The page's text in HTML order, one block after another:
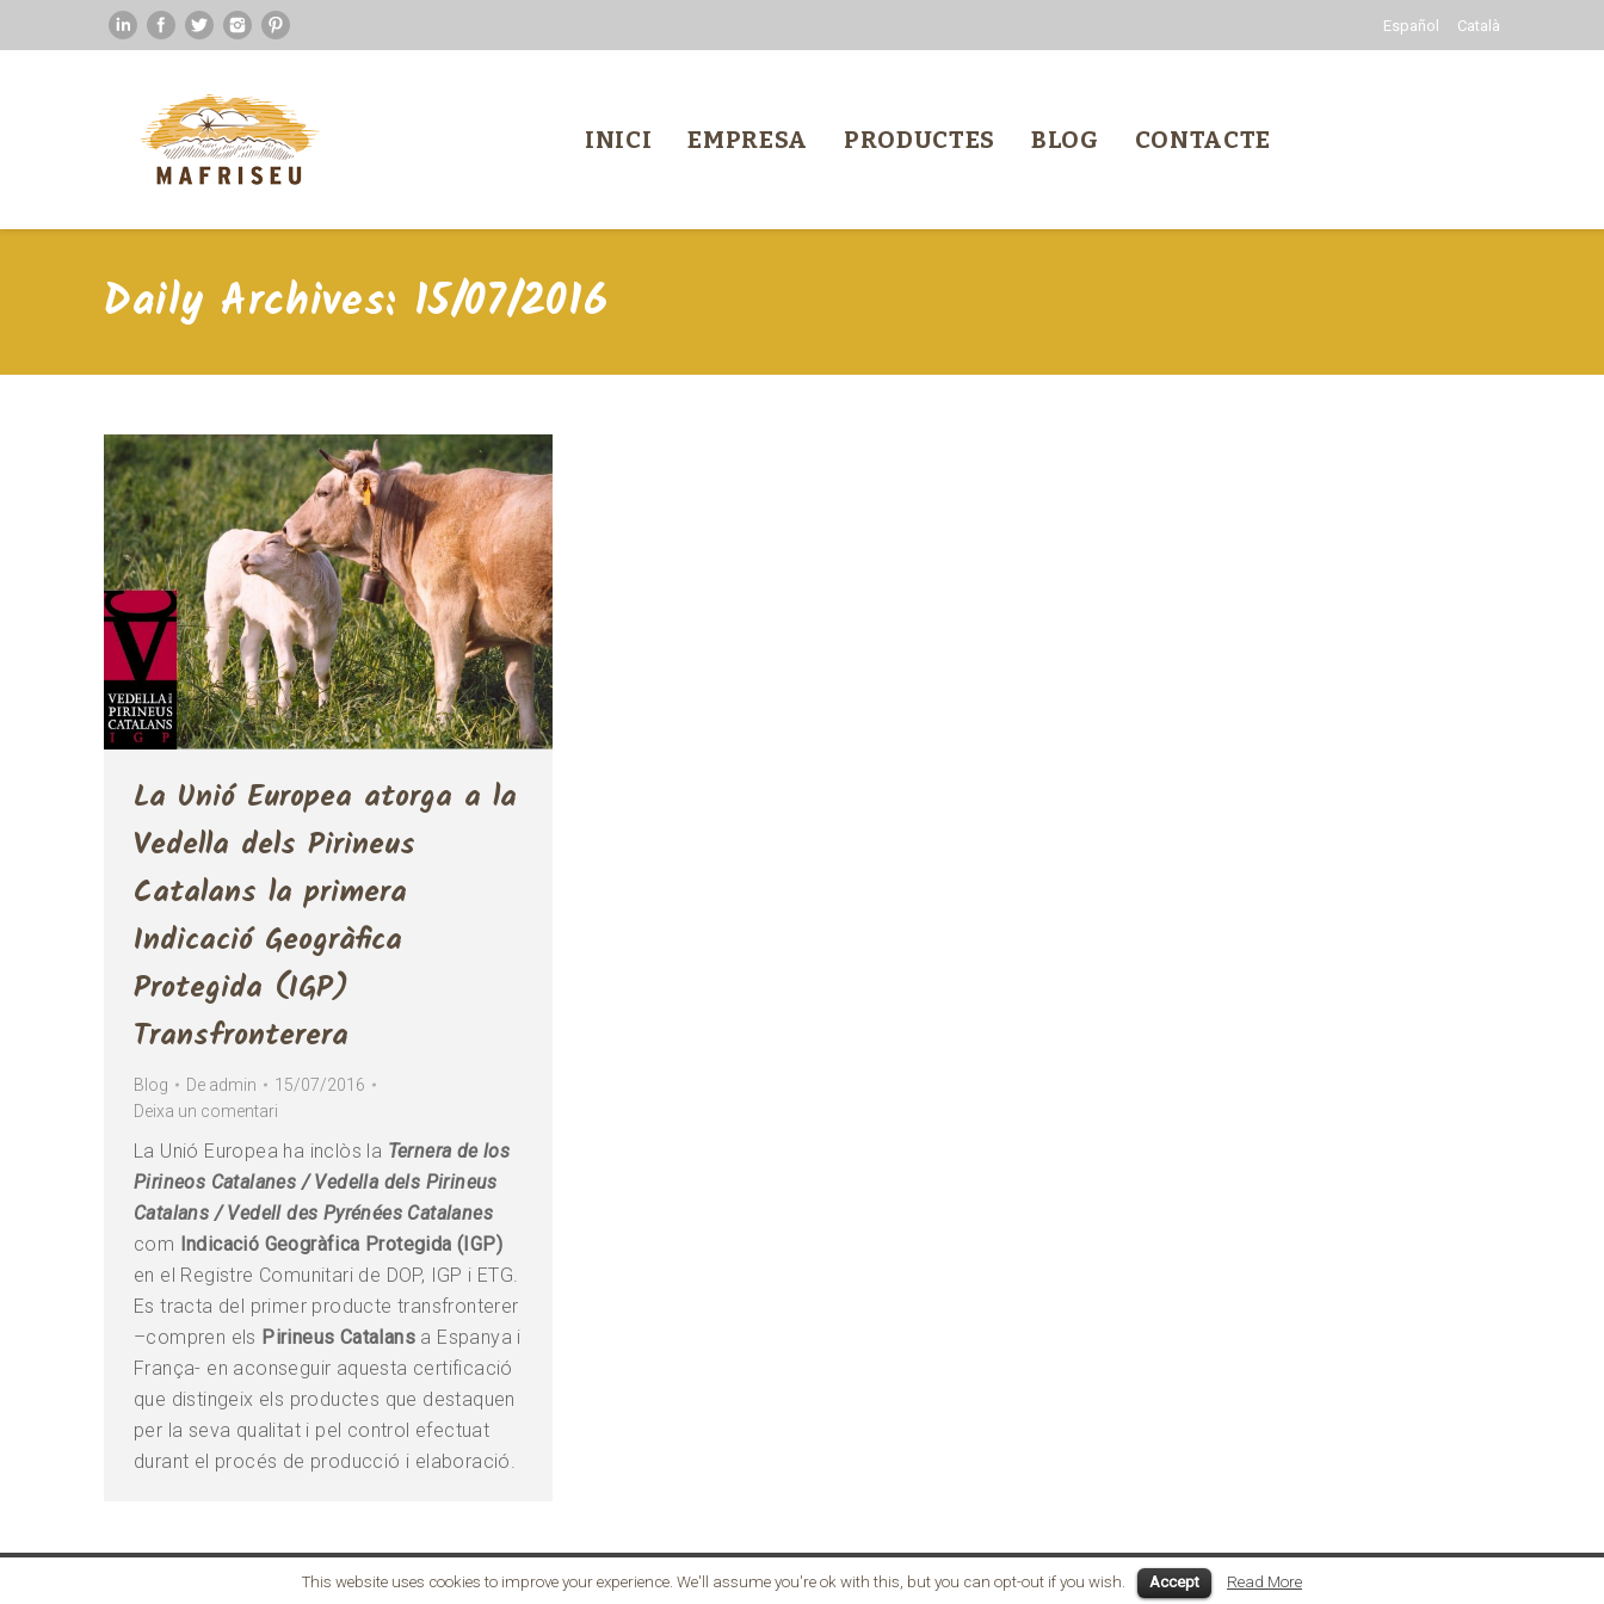
Español Català
INICI EMPRESA PRODUCTES BLOG CONTACTE
Daily Archives: 15/07/2016
La Unió Europea atorga a la
Vedella dels Pirineus
Catalans la primera
Indicació Geogràfica
Protegida (IGP)
Transfronterera
Blog De admin
15/07/2016
Deixa un comentari
La Unió Europea ha inclòs la Ternera de los
Pirineos Catalanes / Vedella dels Pirineus
Catalans / Vedell des Pyrénées Catalanes
com Indicació Geogràfica Protegida (IGP)
en el Registre Comunitari de DOP, IGP i ETG.
Es tracta del primer producte transfronterer
–compren els Pirineus Catalans a Espanya i
França- en aconseguir aquesta certificació
que distingeix els productes que destaquen
per la seva qualitat i pel control efectuat
durant el procés de producció i elaboració.
This website uses cookies to improve your experience. We'll assume you're ok with this, but you can opt-out if you wish. Accept Read More